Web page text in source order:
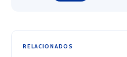
RELACIONADOS